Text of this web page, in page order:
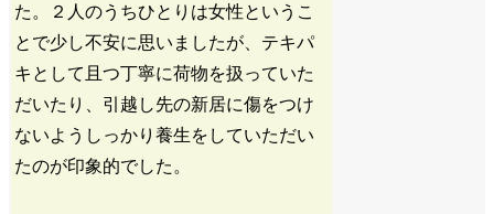
た。２人のうちひとりは女性というこ
とで少し不安に思いましたが、テキパ
キとして且つ丁寧に荷物を扱っていた
だいたり、引越し先の新居に傷をつけ
ないようしっかり養生をしていただい
たのが印象的でした。